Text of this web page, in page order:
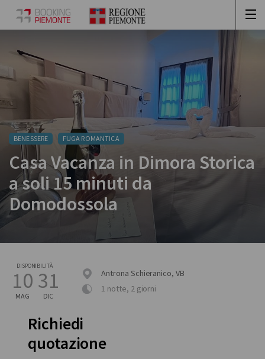
BENESSERE FUGA ROMANTICA
Casa Vacanza in Dimora Storica
a soli 15 minuti da
Domodossola
DISPONIBILITÀ
10
MAG
31
DIC
Antrona Schieranico, VB
1 notte, 2 giorni
Richiedi
quotazione